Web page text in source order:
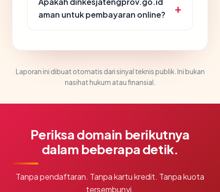
aman untuk pembayaran online?
Laporan ini dibuat otomatis dari sinyal teknis publik. Ini bukan
nasihat hukum atau finansial.
Periksa domain berikutnya
dalam beberapa detik.
Tanpa pendaftaran. Tanpa kartu kredit. Tanpa kuota
tersembunyi.